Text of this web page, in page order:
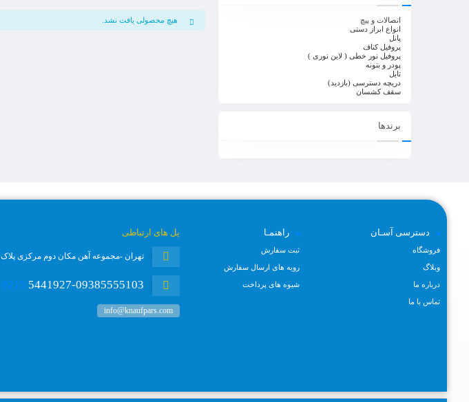
هیچ محصولی یافت نشد.
اتصالات و پیچ
انواع ابراز دستی
پانل
پروفیل کناف
پروفیل نور خطی ( لاین نوری )
پودر و بتونه
تایل
دریچه دسترسی (بازدید)
سقف کشسان
برندها
دسترسی آسـان
فروشگاه
وبلاگ
درباره ما
تماس با ما
راهنمـا
ثبت سفارش
رویه های ارسال سفارش
شیوه های پرداخت
پل های ارتباطی
تهران -مجموعه آهن مکان دوم مرکزی پلاک 339
0215 5441927-09385555103
info@knaufpars.com